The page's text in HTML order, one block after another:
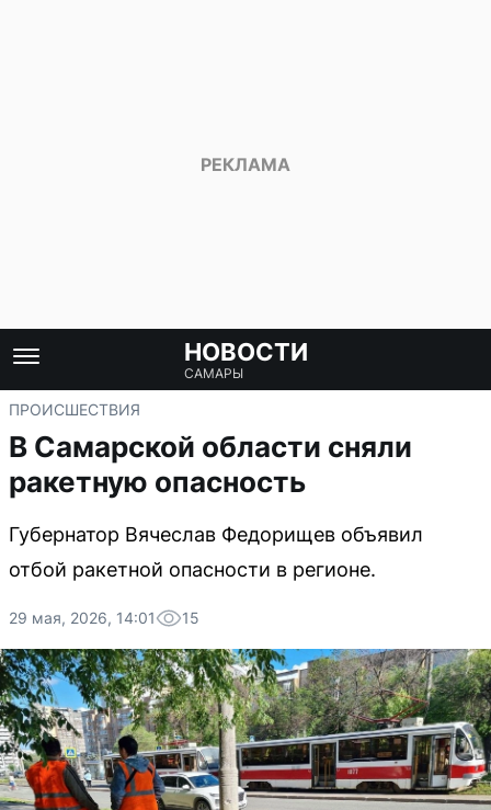
НОВОСТИ
САМАРЫ
ПРОИСШЕСТВИЯ
В Самарской области сняли
ракетную опасность
Губернатор Вячеслав Федорищев объявил
отбой ракетной опасности в регионе.
29 мая, 2026, 14:01 15